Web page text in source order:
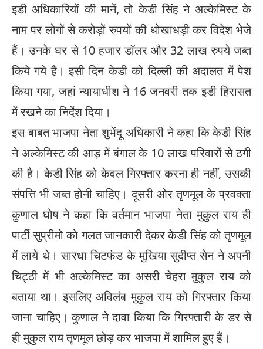
इडी अधिकारियों की मानें, तो केडी सिंह ने अल्केमिस्ट के
नाम पर लोगों से करोड़ों रुपयों की धोखाधड़ी कर विदेश भेजे
हैं। उनके घर से 10 हजार डॉलर और 32 लाख रुपये जब्त
किये गये हैं। इसी दिन केडी को दिल्ली की अदालत में पेश
किया गया, जहां न्यायाधीश ने 16 जनवरी तक इडी हिरासत
में रखने का निर्देश दिया।
इस बाबत भाजपा नेता शुभेंदू अधिकारी ने कहा कि केडी सिंह
ने अल्केमिस्ट की आड़ में बंगाल के 10 लाख परिवारों से ठगी
की है। केडी सिंह को केवल गिरफ्तार करना ही नहीं, उसकी
संपत्ति भी जब्त होनी चाहिए। दूसरी ओर तृणमूल के प्रवक्ता
कुणाल घोष ने कहा कि वर्तमान भाजपा नेता मुकुल राय ही
पार्टी सुप्रीमो को गलत जानकारी देकर केडी सिंह को तृणमूल
में लाये थे। सारधा चिटफंड के मुखिया सुदीप्त सेन ने अपनी
चिट्ठी में भी अल्केमिस्ट का असरी चेहरा मुकुल राय को
बताया था। इसलिए अविलंब मुकुल राय को गिरफ्तार किया
जाना चाहिए। कुणाल ने दावा किया कि गिरफ्तारी के डर से
ही मुकुल राय तृणमूल छोड़ कर भाजपा में शामिल हुए हैं।